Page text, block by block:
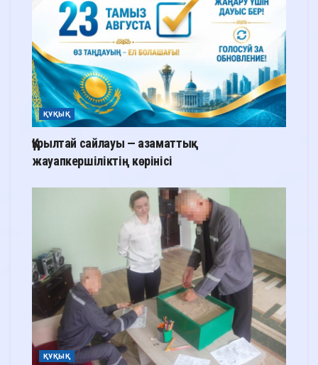
ҚҰҚЫҚ
Құрылтай сайлауы — азаматтық
жауапкершіліктің көрінісі
ҚҰҚЫҚ